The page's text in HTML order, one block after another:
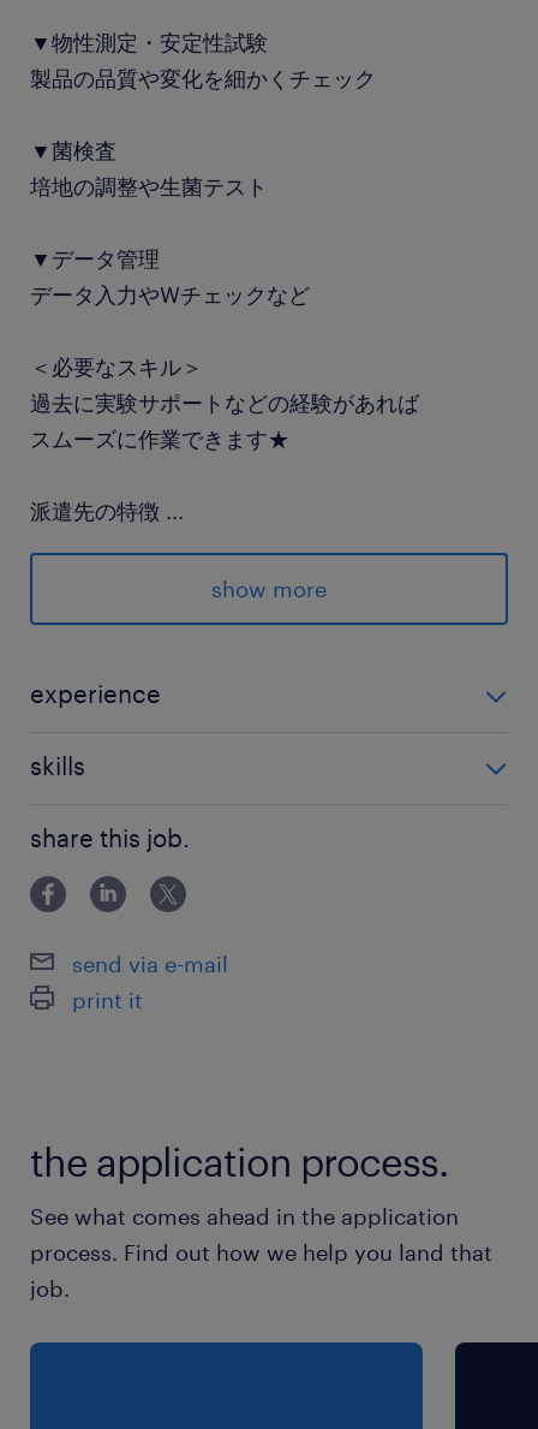
▼物性測定・安定性試験
製品の品質や変化を細かくチェック
▼菌検査
培地の調整や生菌テスト
▼データ管理
データ入力やWチェックなど
＜必要なスキル＞
過去に実験サポートなどの経験があれば
スムーズに作業できます★
派遣先の特徴 ...
基礎化粧品からメイクアップ用品まで幅広いコス
メを作っているメーカーです
西武新宿線／南大塚駅（徒歩5分）
川越線、東武東上線／川越駅
休日休暇
土日祝日
GW、夏季、冬期休暇あり
就業時間
9:00-18:00（実働8時間00分・休憩60分）
show more
experience
ポート経験がある方（年数は不問です！）
skills
可能な方
share this job.
send via e-mail
print it
the application process.
See what comes ahead in the application
process. Find out how we help you land that
job.